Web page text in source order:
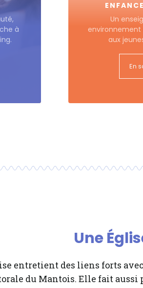
à
Un
aux
En
Une
entretient des liens forts
du Mantois. Elle fait